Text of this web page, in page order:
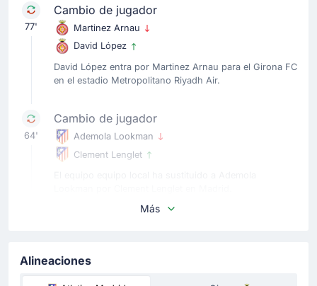
77'
Cambio de jugador
Martinez Arnau
David López
David López entra por Martinez Arnau para el Girona FC
en el estadio Metropolitano Riyadh Air.
64'
Cambio de jugador
Ademola Lookman
Clement Lenglet
Claudio Echeverri
El equipo equipo visitante ha sustituido a Joel Roca por
Más
Alineaciones